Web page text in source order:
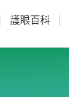
護眼百科